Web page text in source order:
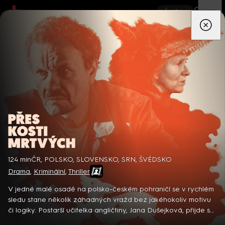
App
Filmy Zprávy Novinky TV
Přes kosti mrtvých
124 minČR, POLSKO, SLOVENSKO, SRN, ŠVÉDSKO
Drama, Kriminální, Thriller
V jedné malé osadě na polsko-českém pohraničí se v rychlém
sledu stane několik záhadných vražd bez jakéhokoliv motivu
či logiky. Postarší učitelka angličtiny, Jana Dušejková, přijde s
odvážnou teorií, kdo za prapodivnými vraždami stojí a jak
prima+
Detektiv Karl Alberg přijíždí do přímořského městečka Gibsons,
aby zde převzal vedení místní policie a začal nový život po
bolestivém rozvodu. Společně se svým týmem odhaluje temná
tajemství, která narušují poklidnou atmosféru komunity a
současně se snaží zvládnout komplikovaný vztah s dospívající
8 epizod